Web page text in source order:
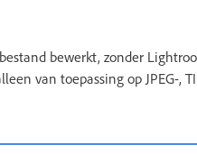
bewerkt, zonder
van toepassing op JPEG-,